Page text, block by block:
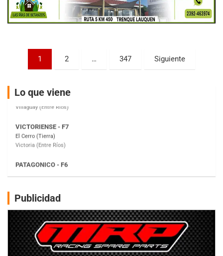
Paginación
entradas
1 2 … 347 Siguiente
Lo que viene
KDO - F6
Ciudad de Trenque Lauquen (Asfalto)
Trenque Lauquen (Buenos Aires)
Villaguay (Entre Ríos)
El Cerro (Tierra)
Victoria (Entre Ríos)
Moto Club Reginense (Tierra)
Gral. E. Godoy (Río Negro)
Juventud Unida (Tierra)
Humboldt (Santa Fe)
NORESTE SANTAFESINO - F6
Ciudad de Avellaneda (Asfalto)
Avellaneda (Santa Fe)
SUR SANTAFESINO - F4
José Samuel Sánchez (Tierra)
Rufino (Santa Fe)
Publicidad